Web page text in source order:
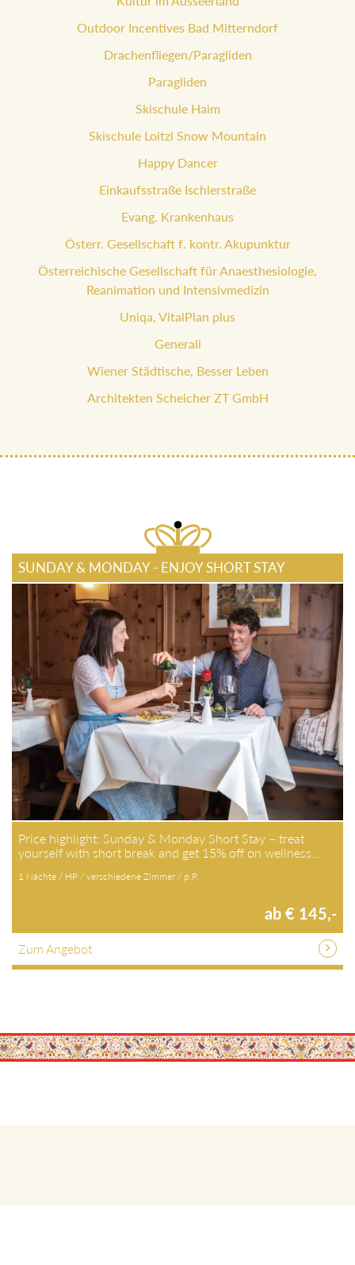
Outdoor Incentives Bad Mitterndorf
Drachenfliegen/Paragliden
Paragliden
Skischule Haim
Skischule Loitzl Snow Mountain
Happy Dancer
Einkaufsstraße Ischlerstraße
Evang. Krankenhaus
Österr. Gesellschaft f. kontr. Akupunktur
Österreichische Gesellschaft für Anaesthesiologie,
Reanimation und Intensivmedizin
Uniqa, VitalPlan plus
Generali
Wiener Städtische, Besser Leben
Architekten Scheicher ZT GmbH
SUNDAY & MONDAY - ENJOY SHORT STAY
Price highlight: Sunday & Monday Short Stay – treat
yourself with short break and get 15% off on wellness…
1 Nächte / HP / verschiedene Zimmer / p.P.
ab € 145,-
Zum Angebot